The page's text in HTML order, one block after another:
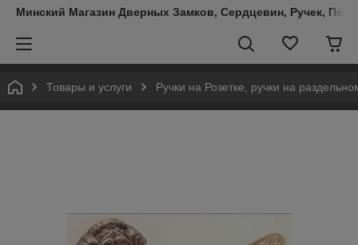
Минский Магазин Дверных Замков, Сердцевин, Ручек,
Товары и услуги Ручки на Розетке, ручки на